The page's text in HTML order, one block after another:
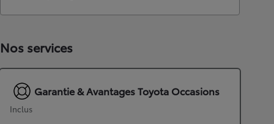
Nos services
Garantie & Avantages Toyota Occasions
Inclus